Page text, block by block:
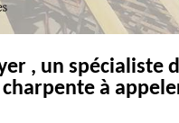
, un spécialiste
à